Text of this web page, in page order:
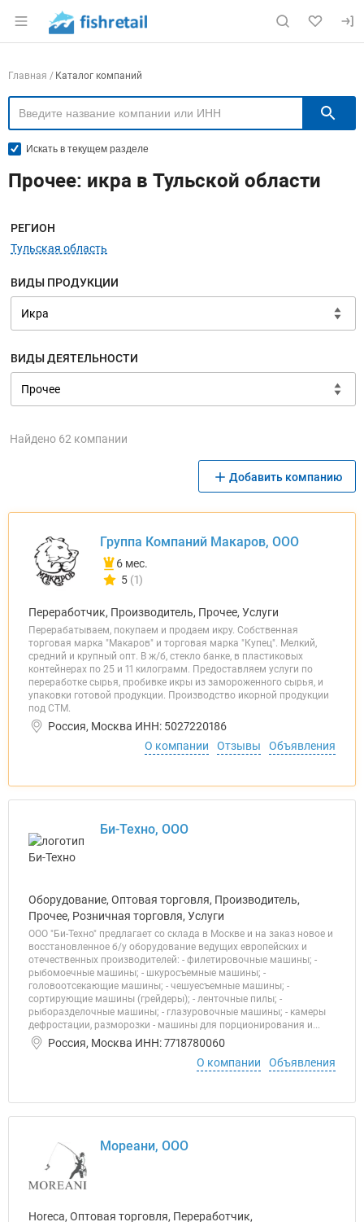
Раздел навигации по сайту fishretail.ru
Навигация по компаниям
Главная Каталог компаний
Искать в текущем разделе
Прочее: икра в Тульской области
Меню навигации
РЕГИОН
Тульская область
ВИДЫ ПРОДУКЦИИ
ВИДЫ ДЕЯТЕЛЬНОСТИ
Найдено 62 компании
Добавить компанию
Группа Компаний Макаров, ООО
6 мес.
Количество отзывов у компании всего и сегодня
5 (1)
Переработчик, Производитель, Прочее, Услуги
Перерабатываем, покупаем и продаем икру. Собственная
торговая марка "Макаров" и торговая марка "Купец". Мелкий,
средний и крупный опт. В ж/б, стекло банке, в пластиковых
контейнерах по 25 и 11 килограмм. Предоставляем услуги по
переработке сырья, пробивке икры из замороженного сырья, и
упаковки готовой продукции. Производство икорной продукции
под СТМ.
Россия, Москва ИНН: 5027220186
О компании
Отзывы Объявления
Би-Техно, ООО
Оборудование, Оптовая торговля, Производитель,
Прочее, Розничная торговля, Услуги
ООО "Би-Техно" предлагает со склада в Москве и на заказ новое и
восстановленное б/у оборудование ведущих европейских и
отечественных производителей: - филетировочные машины; -
рыбомоечные машины; - шкуросъемные машины; -
головоотсекающие машины; - чешуесъемные машины; -
сортирующие машины (грейдеры); - ленточные пилы; -
рыборазделочные машины; - глазуровочные машины; - камеры
дефростации, разморозки - машины для порционирования и...
Россия, Москва ИНН: 7718780060
О компании
Объявления
Мореани, ООО
Horeca, Оптовая торговля, Переработчик,